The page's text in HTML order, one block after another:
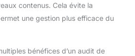
contenus. Cela évite la
une gestion plus efficace du
bénéfices d’un audit de